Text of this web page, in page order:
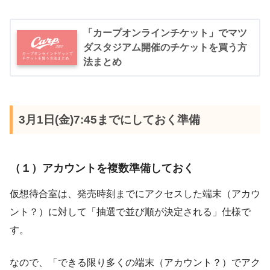
「カープオンラインチケット」でマツ
ダスタジアム開催のチケットを買う方
法まとめ
3月1日(金)7:45までにしておく準備
（１）アカウントを複数準備しておく
仮想待合室は、発売時刻までにアクセスした端末（アカウ
ント？）に対して「抽選で並び順が決定される」仕様で
す。
なので、「できる限り多くの端末（アカウント？）でアク